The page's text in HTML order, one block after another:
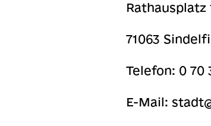
Rathausplatz
71063
Telefon: 0 70
E-Mail: